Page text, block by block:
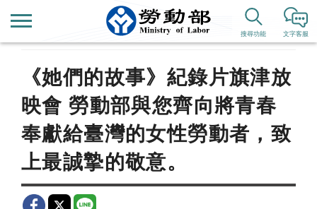
文字客服
搜尋功能
新聞公告 歷史新聞
《她們的故事》紀錄片旗津放
映會 勞動部與您齊向將青春
奉獻給臺灣的女性勞動者，致
上最誠摯的敬意。